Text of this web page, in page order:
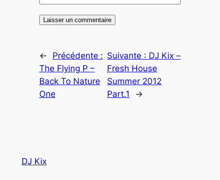
←
Précédente :
The Flying P –
Back To Nature
One
Suivante : DJ Kix –
Fresh House
Summer 2012
Part.1
→
DJ Kix